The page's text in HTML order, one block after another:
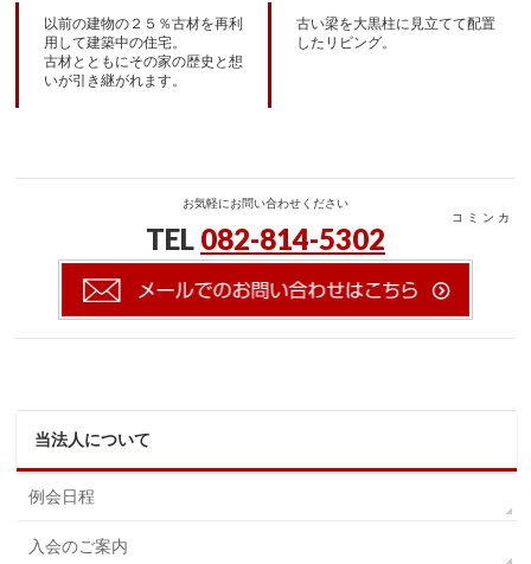
以前の建物の２５％古材を再利
用して建築中の住宅。
古材とともにその家の歴史と想
いが引き継がれます。
古い梁を大黒柱に見立てて配置
したリビング。
お気軽にお問い合わせください
コ ミ ン カ
TEL 082-814-5302
当法人について
例会日程
入会のご案内